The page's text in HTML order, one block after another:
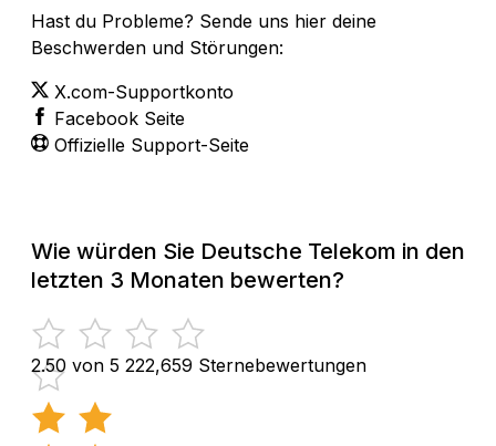
Hast du Probleme? Sende uns hier deine
Beschwerden und Störungen:
X.com-Supportkonto
Facebook Seite
Offizielle Support-Seite
Wie würden Sie Deutsche Telekom in den
letzten 3 Monaten bewerten?
2.50 von 5 222,659 Sternebewertungen